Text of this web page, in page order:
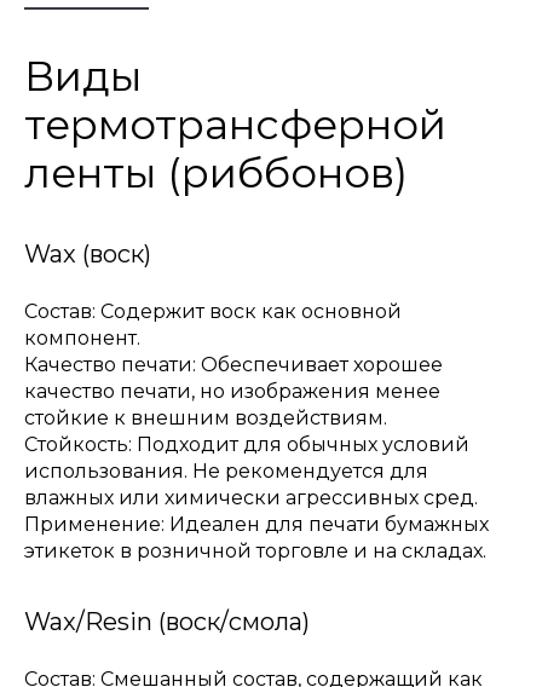
Виды
термотрансферной
ленты (риббонов)
Wax (воск)
Состав: Содержит воск как основной
компонент.
Качество печати: Обеспечивает хорошее
качество печати, но изображения менее
стойкие к внешним воздействиям.
Стойкость: Подходит для обычных условий
использования. Не рекомендуется для
влажных или химически агрессивных сред.
Применение: Идеален для печати бумажных
этикеток в розничной торговле и на складах.
Wax/Resin (воск/смола)
Состав: Смешанный состав, содержащий как